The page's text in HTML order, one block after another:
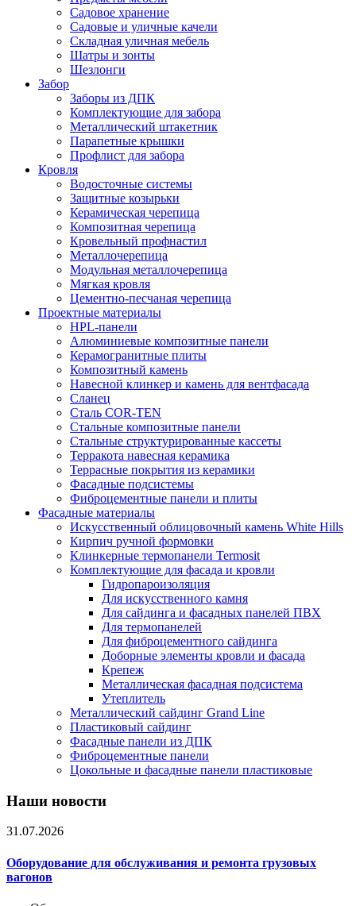
Садовое хранение
Садовые и уличные качели
Складная уличная мебель
Шатры и зонты
Шезлонги
Забор
Заборы из ДПК
Комплектующие для забора
Металлический штакетник
Парапетные крышки
Профлист для забора
Кровля
Водосточные системы
Защитные козырьки
Керамическая черепица
Композитная черепица
Кровельный профнастил
Металлочерепица
Модульная металлочерепица
Мягкая кровля
Цементно-песчаная черепица
Проектные материалы
HPL-панели
Алюминиевые композитные панели
Керамогранитные плиты
Композитный камень
Навесной клинкер и камень для вентфасада
Сланец
Сталь COR-TEN
Стальные композитные панели
Стальные структурированные кассеты
Терракота навесная керамика
Террасные покрытия из керамики
Фасадные подсистемы
Фиброцементные панели и плиты
Фасадные материалы
Искусственный облицовочный камень White Hills
Кирпич ручной формовки
Клинкерные термопанели Termosit
Комплектующие для фасада и кровли
Гидропароизоляция
Для искусственного камня
Для сайдинга и фасадных панелей ПВХ
Для термопанелей
Для фиброцементного сайдинга
Доборные элементы кровли и фасада
Крепеж
Металлическая фасадная подсистема
Утеплитель
Металлический сайдинг Grand Line
Пластиковый сайдинг
Фасадные панели из ДПК
Фиброцементные панели
Цокольные и фасадные панели пластиковые
Наши новости
31.07.2026
Оборудование для обслуживания и ремонта грузовых
вагонов